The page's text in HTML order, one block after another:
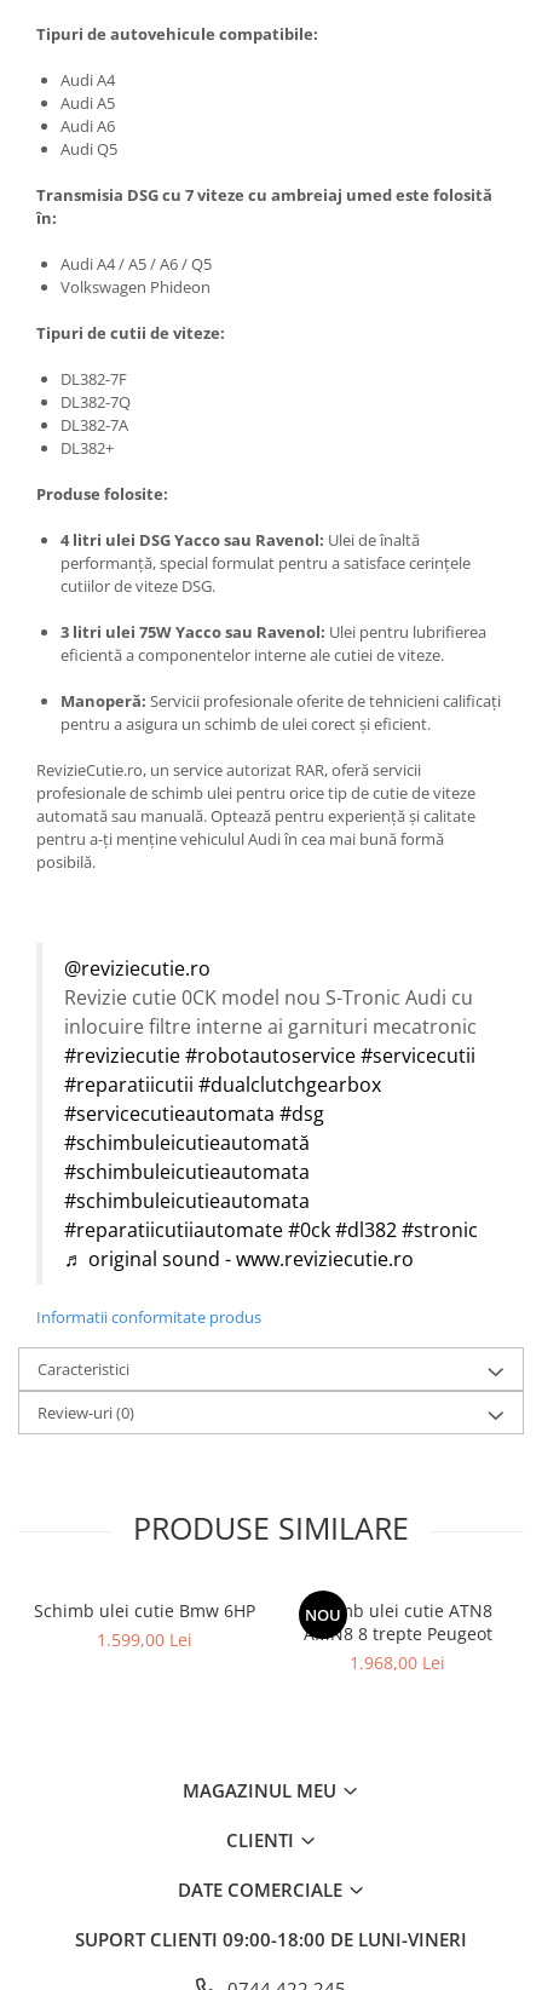
Tipuri de autovehicule compatibile:
Audi A4
Audi A5
Audi A6
Audi Q5
Transmisia DSG cu 7 viteze cu ambreiaj umed este folosită
în:
Audi A4 / A5 / A6 / Q5
Volkswagen Phideon
Tipuri de cutii de viteze:
DL382-7F
DL382-7Q
DL382-7A
DL382+
Produse folosite:
4 litri ulei DSG Yacco sau Ravenol: Ulei de înaltă
performanță, special formulat pentru a satisface cerințele
cutiilor de viteze DSG.
3 litri ulei 75W Yacco sau Ravenol: Ulei pentru lubrifierea
eficientă a componentelor interne ale cutiei de viteze.
Manoperă: Servicii profesionale oferite de tehnicieni calificați
pentru a asigura un schimb de ulei corect și eficient.
RevizieCutie.ro, un service autorizat RAR, oferă servicii
profesionale de schimb ulei pentru orice tip de cutie de viteze
automată sau manuală. Optează pentru experiență și calitate
pentru a-ți menține vehiculul Audi în cea mai bună formă
posibilă.
@reviziecutie.ro
Revizie cutie 0CK model nou S-Tronic Audi cu
inlocuire filtre interne ai garnituri mecatronic
#reviziecutie#robotautoservice#servicecutii
#reparatiicutii #dualclutchgearbox
#servicecutieautomata #dsg
#schimbuleicutieautomată
#schimbuleicutieautomata
#schimbuleicutieautomata
#reparatiicutiiautomate#0ck#dl382#stronic
♬ original sound - www.reviziecutie.ro
Informatii conformitate produs
Caracteristici
Review-uri(0)
PRODUSE SIMILARE
Schimb ulei cutie Bmw 6HP
1.599,00 Lei
NOU
Schimb ulei cutie ATN8
AMN8 8 trepte Peugeot
1.968,00 Lei
MAGAZINUL MEU
CLIENTI
DATE COMERCIALE
SUPORT CLIENTI 09:00-18:00 DE LUNI-VINERI